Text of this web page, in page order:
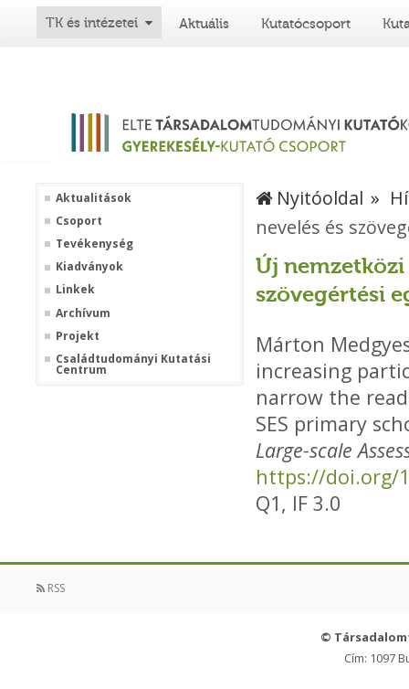
TK és intézetei Aktuális Kutatócsoport
Aktualitások
Csoport
Tevékenység
Kiadványok
Linkek
Archívum
Projekt
Családtudományi Kutatási
Centrum
Nyitóoldal
nevelés és
Új
szövegértési
Márton
increasing
narrow the
SES primary
Large-scale
https://doi.org/
Q1, IF 3.0
RSS
©
Cím: 1097